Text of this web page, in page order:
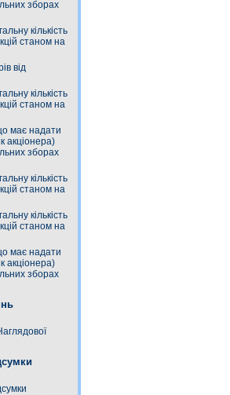
зборах
кількість
станом на
від
кількість
станом на
має надати
акціонера)
зборах
кількість
станом на
кількість
станом на
має надати
акціонера)
зборах